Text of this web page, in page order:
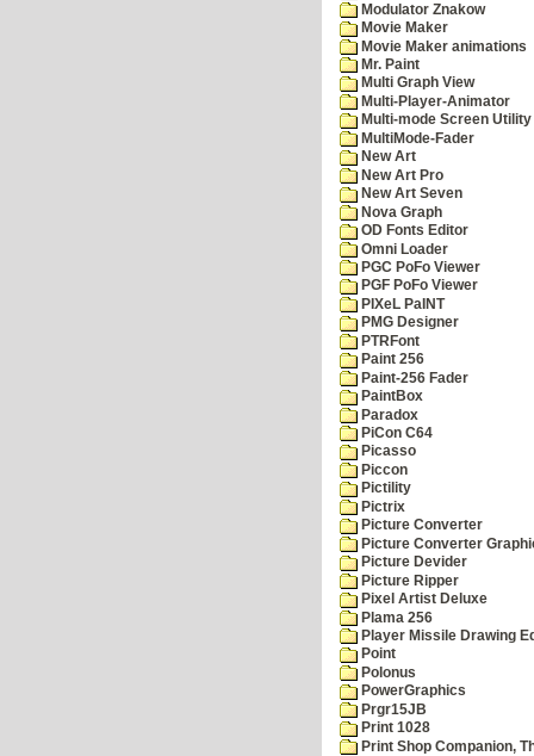
Modulator Znakow
Movie Maker
Movie Maker animations
Mr. Paint
Multi Graph View
Multi-Player-Animator
Multi-mode Screen Utility
MultiMode-Fader
New Art
New Art Pro
New Art Seven
Nova Graph
OD Fonts Editor
Omni Loader
PGC PoFo Viewer
PGF PoFo Viewer
PIXeL PaINT
PMG Designer
PTRFont
Paint 256
Paint-256 Fader
PaintBox
Paradox
PiCon C64
Picasso
Piccon
Pictility
Pictrix
Picture Converter
Picture Converter
Picture Devider
Picture Ripper
Pixel Artist Deluxe
Plama 256
Player Missile Drawing
Point
Polonus
PowerGraphics
Prgr15JB
Print 1028
Print Shop Companion,